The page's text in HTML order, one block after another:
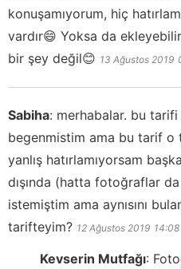
konuşamıyorum, hiç
vardır😄 Yoksa da
bir şey değil😊 13 Ağustos 2019
Sabiha: merhabalar. bu
begenmistim ama bu tarif o
yanlış hatırlamıyorsam
dışında (hatta fotoğraflar
istemiştim ama aynısını
tarifteyim? 12 Ağustos 2019 14:08
Kevserin Mutfağı: